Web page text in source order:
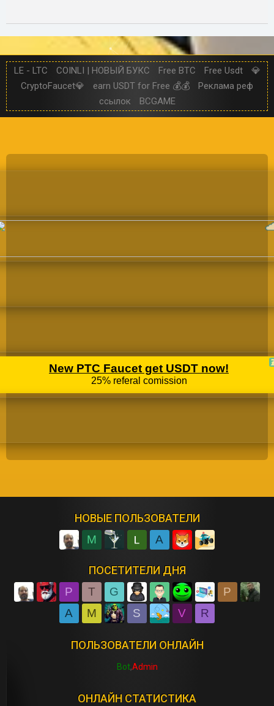
LE - LTC COINLI | НОВЫЙ БУКС Free BTC Free Usdt
💎
CryptoFaucet💎
earn USDT for Free 💰💰
Реклама реф
ссылок
BCGAME
НОВЫЕ ПОЛЬЗОВАТЕЛИ
M A
ПОСЕТИТЕЛИ ДНЯ
P T G
P
A
M S V R
ПОЛЬЗОВАТЕЛИ ОНЛАЙН
Bot Admin
ОНЛАЙН СТАТИСТИКА